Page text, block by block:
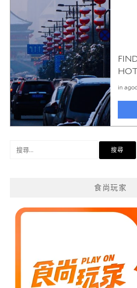
食尚玩家